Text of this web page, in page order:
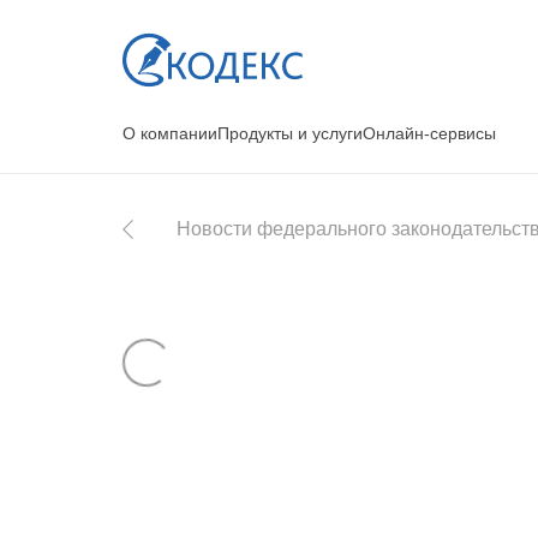
О компанииПродукты и услугиОнлайн-сервисы
Новости федерального